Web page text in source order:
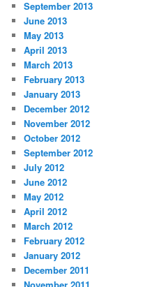
September 2013
June 2013
May 2013
April 2013
March 2013
February 2013
January 2013
December 2012
November 2012
October 2012
September 2012
July 2012
June 2012
May 2012
April 2012
March 2012
February 2012
January 2012
December 2011